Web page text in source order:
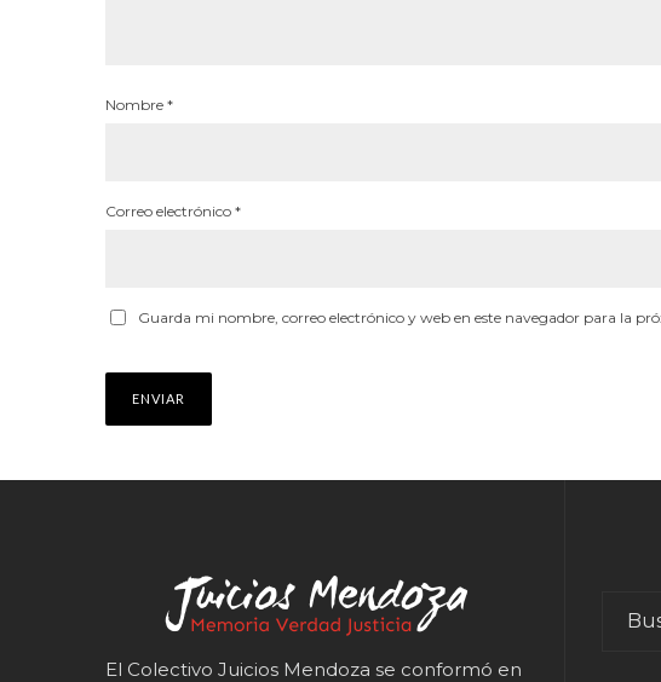
Nombre *
Correo electrónico *
Guarda mi nombre, correo electrónico y web en este navegador para la
El Colectivo Juicios Mendoza se conformó en